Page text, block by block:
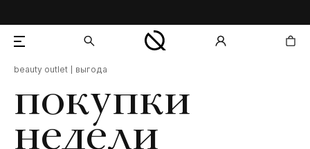
покупки
недели
beauty outlet выгода